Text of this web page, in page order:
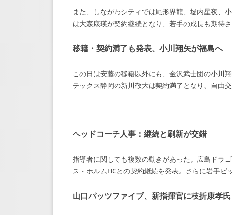
また、しながわシティでは尾形界龍、堀内星夜、
は大森康瑛が契約継続となり、若手の成長も期待さ
移籍・契約満了も発表、小川翔矢が福島へ
この日は安藤の移籍以外にも、金沢武士団の小川
テックス静岡の新川敬大は契約満了となり、自由
ヘッドコーチ人事：継続と刷新が交錯
指導者に関しても複数の動きがあった。広島ドラ
ス・ホルムHCとの契約継続を発表。さらに岩手ビ
山口パッツファイブ、新指揮官に枝折康孝